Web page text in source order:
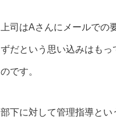
上司はAさんにメールで
ずだという思い込みはも
のです。
部下に対して管理指導とい